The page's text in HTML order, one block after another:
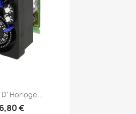
rapide
Horloge...
€